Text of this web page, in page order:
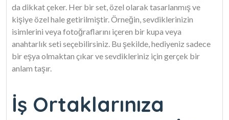
da dikkat çeker. Her bir set, özel olarak tasarlanmış ve
kişiye özel hale getirilmiştir. Örneğin, sevdiklerinizin
isimlerini veya fotoğraflarını içeren bir kupa veya
anahtarlık seti seçebilirsiniz. Bu şekilde, hediyeniz sadece
bir eşya olmaktan çıkar ve sevdikleriniz için gerçek bir
anlam taşır.
İş Ortaklarınıza